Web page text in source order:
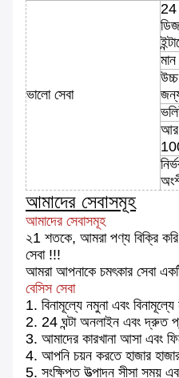
ভালো সেবা
24
আর
আমাদের সেবাসমূহ
আমাদের সেবাসমূহ
২1 শতকে, আমরা পণ্য বিক্রি করি
সেবা !!!
আমরা আপনাকে চমৎকার সেবা
বেসিস সেবা
1. বিনামূল্যে নমুনা এবং
2. 24 ঘন্টা অনলাইন এবং দ্রুত
3. আমাদের কারখানা আসা এবং
4. আপনি চয়ন করতে হাজার
5. সংক্ষিপ্ত উত্পাদন সীসা সময়